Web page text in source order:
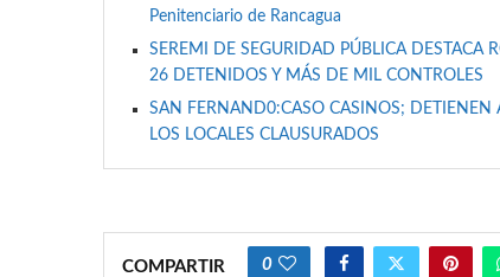
Penitenciario de Rancagua
SEREMI DE SEGURIDAD PÚBLICA DESTACA
26 DETENIDOS Y MÁS DE MIL CONTROLES
SAN FERNAND0:CASO CASINOS;
LOS LOCALES CLAUSURADOS
COMPARTIR 0